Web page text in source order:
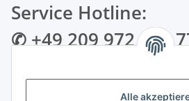
Alle
Service Hotline:
✆ +49 209 972 995